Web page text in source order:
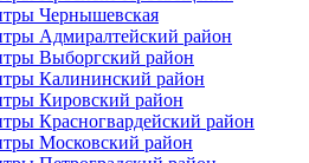
Чернышевская
Адмиралтейский район
Выборгский район
Калининский район
Кировский район
Красногвардейский район
Московский район